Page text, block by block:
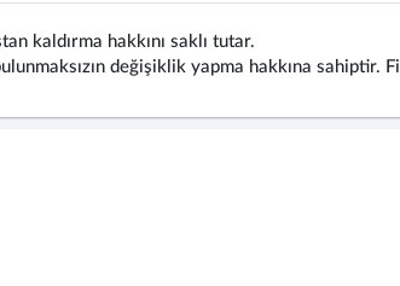
kaldırma hakkını saklı tutar.
değişiklik yapma hakkına sahiptir.